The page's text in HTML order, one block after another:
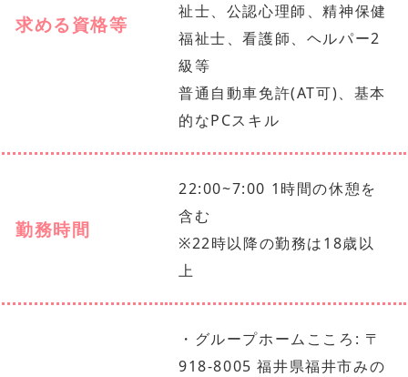
求める資格等
祉士、公認心理師、精神保健
福祉士、看護師、ヘルパー2
級等
普通自動車免許(AT可)、基本
的なPCスキル
勤務時間
22:00~7:00 1時間の休憩を
含む
※22時以降の勤務は18歳以
上
・グループホームこころ: 〒
918-8005 福井県福井市みの